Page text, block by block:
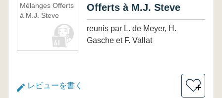
Mélanges Offerts
à M.J. Steve
Offerts à M.J. Steve
reunis par L. de Meyer, H.
Gasche et F. Vallat
レビューを書く ＋